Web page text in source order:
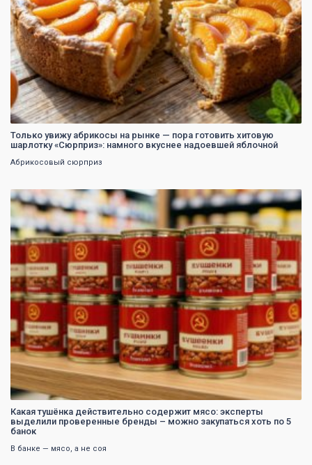
Только увижу абрикосы на рынке — пора готовить хитовую
шарлотку «Сюрприз»: намного вкуснее надоевшей яблочной
Абрикосовый сюрприз
0
Какая тушёнка действительно содержит мясо: эксперты
выделили проверенные бренды – можно закупаться хоть по 5
банок
В банке — мясо, а не соя